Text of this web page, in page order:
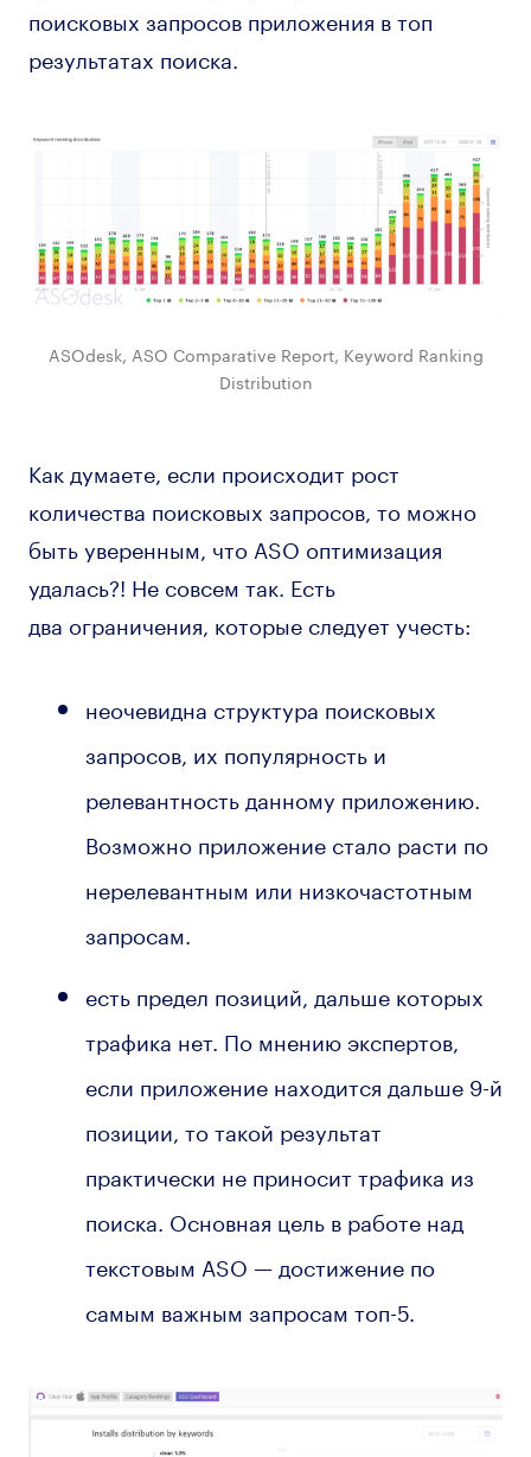
поисковых запросов приложения в топ
результатах поиска.
ASOdesk, ASO Comparative Report, Keyword Ranking
Distribution
Как думаете, если происходит рост
количества поисковых запросов, то можно
быть уверенным, что ASO оптимизация
удалась?! Не совсем так. Есть
два ограничения, которые следует учесть:
неочевидна структура поисковых
запросов, их популярность и
релевантность данному приложению.
Возможно приложение стало расти по
нерелевантным или низкочастотным
запросам.
есть предел позиций, дальше которых
трафика нет. По мнению экспертов,
если приложение находится дальше 9-й
позиции, то такой результат
практически не приносит трафика из
поиска. Основная цель в работе над
текстовым ASO — достижение по
самым важным запросам топ-5.